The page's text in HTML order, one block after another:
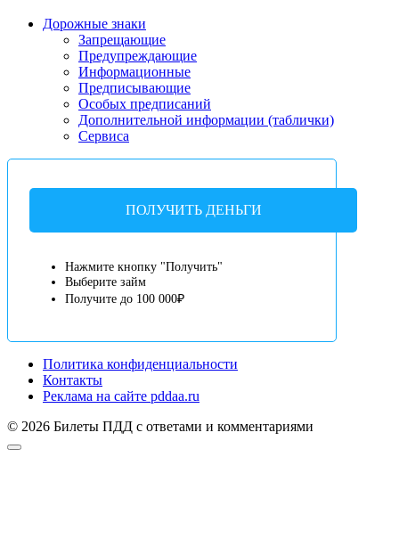
Дорожные знаки
Запрещающие
Предупреждающие
Информационные
Предписывающие
Особых предписаний
Дополнительной информации (таблички)
Сервиса
ПОЛУЧИТЬ ДЕНЬГИ
Нажмите кнопку "Получить"
Выберите займ
Получите до 100 000₽
Политика конфиденциальности
Контакты
Реклама на сайте pddaa.ru
© 2026 Билеты ПДД с ответами и комментариями